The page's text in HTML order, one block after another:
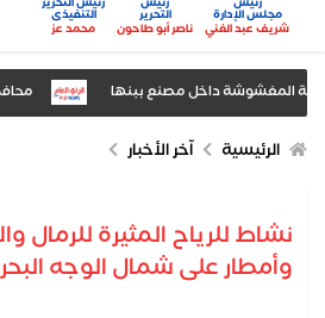
رئيس
مجلس الإدارة
شريف عبد الغني
رئيس
التحرير
ناصر أبو طاحون
رئيس التحرير
التنفيذى
محمد عز
المغشوشة داخل مصنع ببنها محافظ
الرئيسية اّخر الأخبار
نشاط للرياح المثيرة للرمال
وأمطار على شمال الوجه